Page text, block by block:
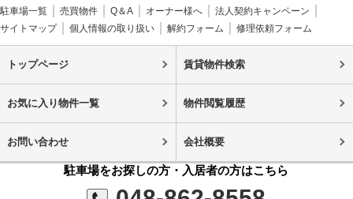
駐車場一覧 売買物件 Q＆A オーナー様へ
法人契約キャンペーン
サイトマップ
個人情報の取り扱い 解約フォーム 修理依頼フォーム
トップページ 賃貸物件検索
お気に入り物件一覧 物件閲覧履歴
お問い合わせ 会社概要
駐車場をお探しの方・入居者の方はこちら